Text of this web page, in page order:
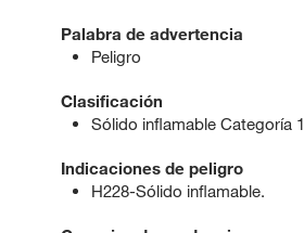
Palabra de advertencia
Peligro
Clasificación
Sólido inflamable Categoría 1
Indicaciones de peligro
H228-Sólido inflamable.